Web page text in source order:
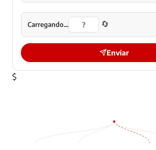
Carregando... 🔄
Enviar
$